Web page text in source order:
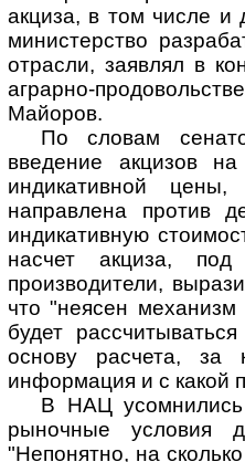
акциза, в том числе и
министерство
отрасли, заявлял в
аграрно-
Майоров.
По словам
введение акцизов
индикативной
направлена против
индикативную
насчет акциза,
производители,
что "неясен механизм
будет
основу расчета, за
информация и с какой
В НАЦ усомнились
рыночные условия
"Непонятно, на